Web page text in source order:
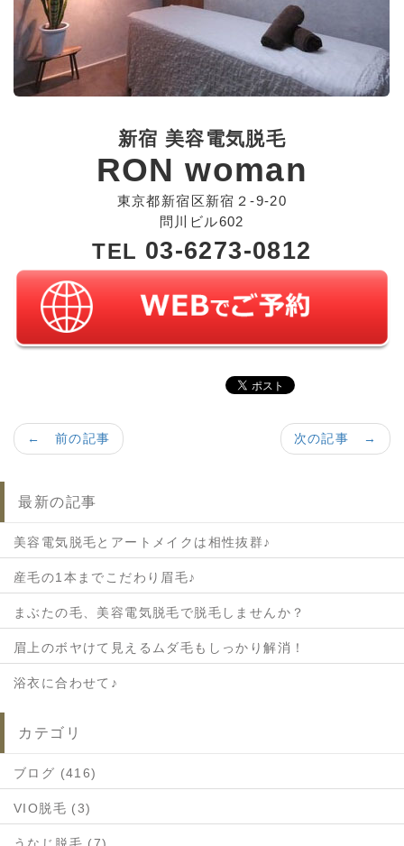
新宿 美容電気脱毛
RON woman
東京都新宿区新宿２-9-20
問川ビル602
TEL 03-6273-0812
次の記事 →
← 前の記事
最新の記事
美容電気脱毛とアートメイクは相性抜群♪
産毛の1本までこだわり眉毛♪
まぶたの毛、美容電気脱毛で脱毛しませんか？
眉上のボヤけて見えるムダ毛もしっかり解消！
浴衣に合わせて♪
カテゴリ
ブログ (416)
VIO脱毛 (3)